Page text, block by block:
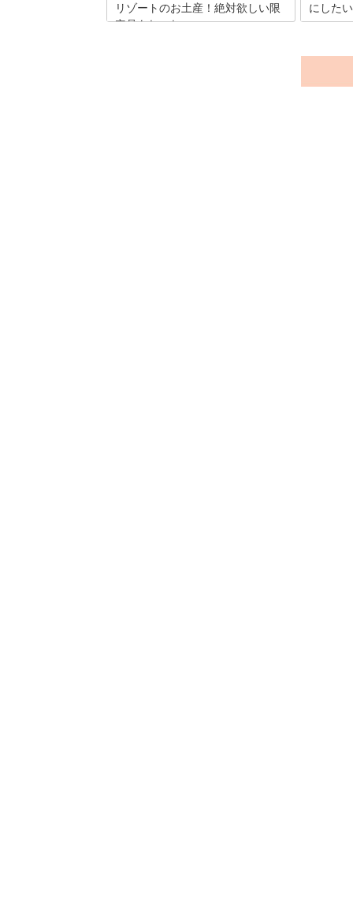
リゾートのお土産！絶対欲しい限
定品あれこれ
にした
ハワイ限
で、きっ